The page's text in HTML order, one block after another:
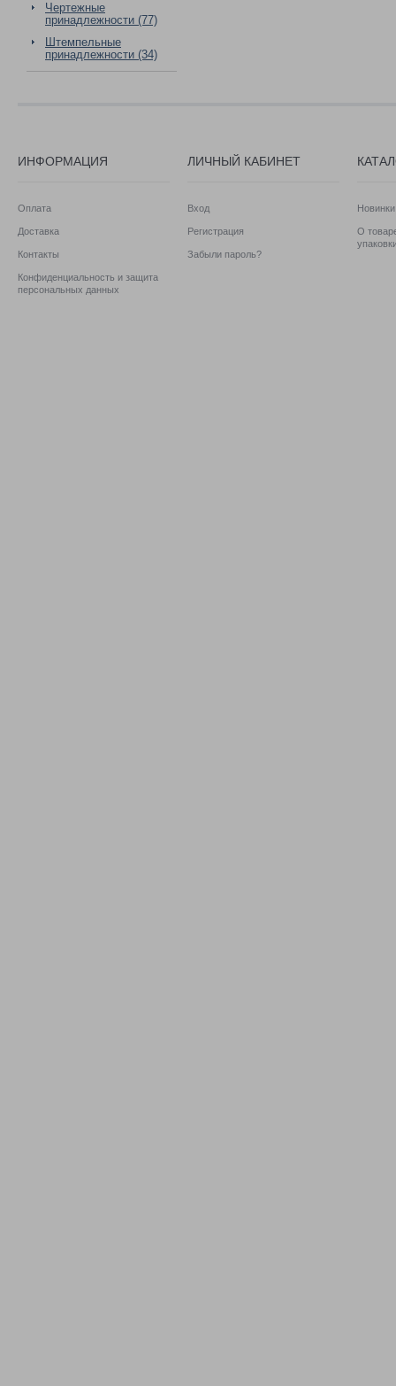
Чертежные
принадлежности (77)
Штемпельные
принадлежности (34)
ИНФОРМАЦИЯ
Оплата
Доставка
Контакты
Конфиденциальность и защита
персональных данных
ЛИЧНЫЙ КАБИНЕТ
Вход
Регистрация
Забыли пароль?
Новинки
О